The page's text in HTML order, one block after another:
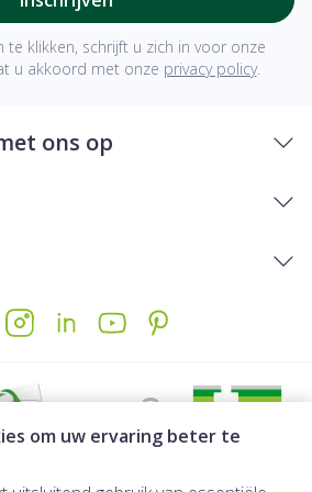
om uw ervaring beter te
te klikken, schrijft u zich in voor onze
u akkoord met onze privacy policy.
ons op